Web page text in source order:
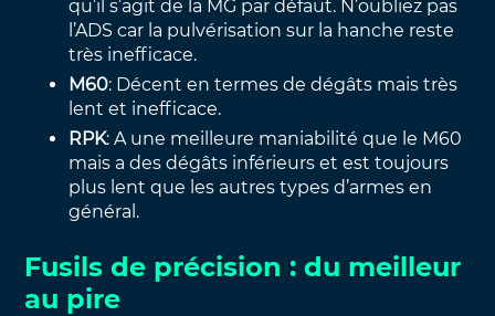
qu’il s’agit de la MG par défaut. N’oubliez pas
l’ADS car la pulvérisation sur la hanche reste
très inefficace.
M60: Décent en termes de dégâts mais très
lent et inefficace.
RPK: A une meilleure maniabilité que le M60
mais a des dégâts inférieurs et est toujours
plus lent que les autres types d’armes en
général.
Fusils de précision : du meilleur
au pire